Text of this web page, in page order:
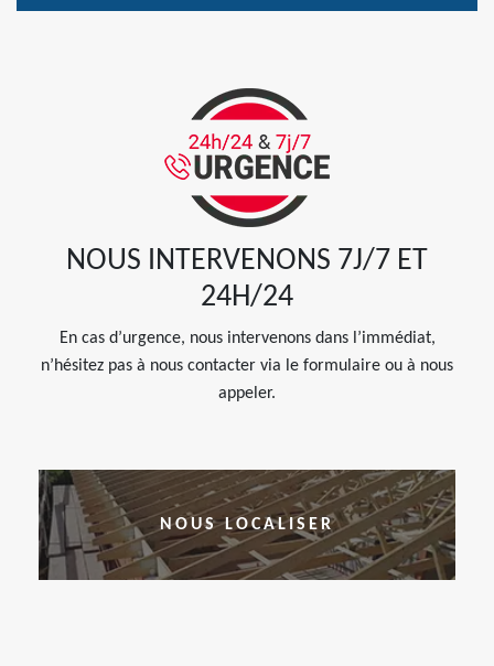
NOUS INTERVENONS 7J/7 ET
24H/24
En cas d’urgence, nous intervenons dans l’immédiat,
n’hésitez pas à nous contacter via le formulaire ou à nous
appeler.
NOUS LOCALISER